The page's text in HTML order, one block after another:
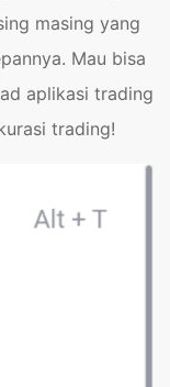
masing yang
Mau bisa
aplikasi trading
trading!